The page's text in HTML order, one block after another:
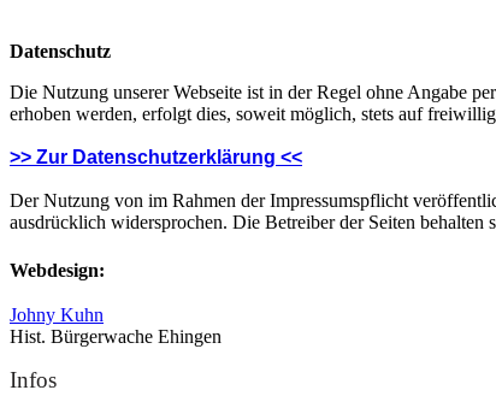
Datenschutz
Die Nutzung unserer Webseite ist in der Regel ohne Angabe
erhoben werden, erfolgt dies, soweit möglich, stets auf
>> Zur Datenschutzerklärung <<
Der Nutzung von im Rahmen der Impressumspflicht
ausdrücklich widersprochen. Die Betreiber der Seiten
Webdesign:
Johny Kuhn
Hist. Bürgerwache Ehingen
Infos